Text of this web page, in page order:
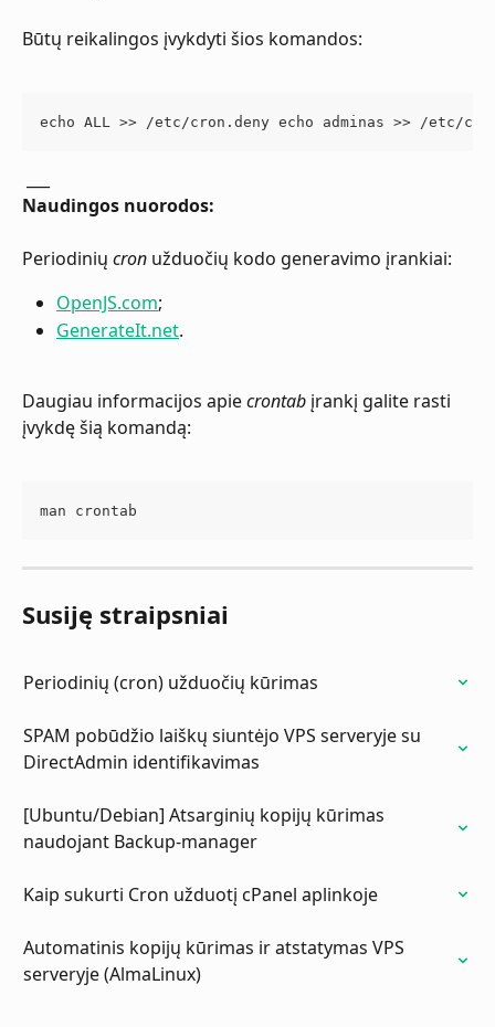
Būtų reikalingos įvykdyti šios komandos:
echo ALL >> /etc/cron.deny echo adminas >> /etc/
Naudingos nuorodos:
Periodinių cron užduočių kodo generavimo įrankiai:
OpenJS.com;
GenerateIt.net.
Daugiau informacijos apie crontab įrankį galite rasti
įvykdę šią komandą:
man crontab
Susiję straipsniai
Periodinių (cron) užduočių kūrimas
SPAM pobūdžio laiškų siuntėjo VPS serveryje su
DirectAdmin identifikavimas
[Ubuntu/Debian] Atsarginių kopijų kūrimas
naudojant Backup-manager
Kaip sukurti Cron užduotį cPanel aplinkoje
Automatinis kopijų kūrimas ir atstatymas VPS
serveryje (AlmaLinux)